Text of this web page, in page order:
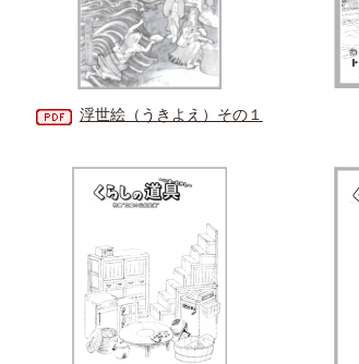
浮世絵（うきよえ）その１